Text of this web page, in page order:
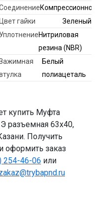
Компрессионное
Цвет гайки
Зеленый
УплотнениеНитриловая
резина (NBR)
Белый
полиацеталь
купить Муфта
разъемная 63х40,
Получить
оформить заказ
254-46-06 или